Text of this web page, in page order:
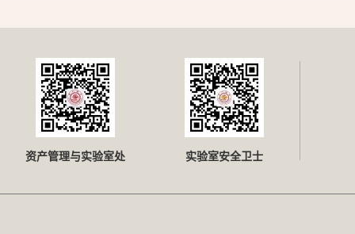
资产管理与实验室处 实验室安全卫士